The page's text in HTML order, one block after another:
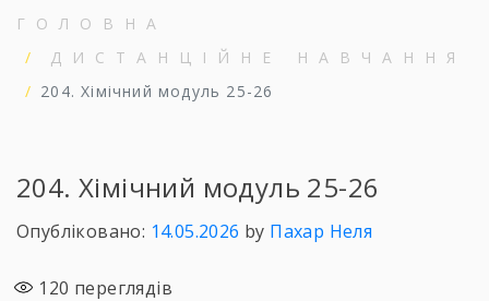
ГОЛОВНА
ДИСТАНЦІЙНЕ НАВЧАННЯ
204. Хімічний модуль 25-26
204. Хімічний модуль 25-26
Опубліковано: 14.05.2026 by Пахар Неля
120 переглядів